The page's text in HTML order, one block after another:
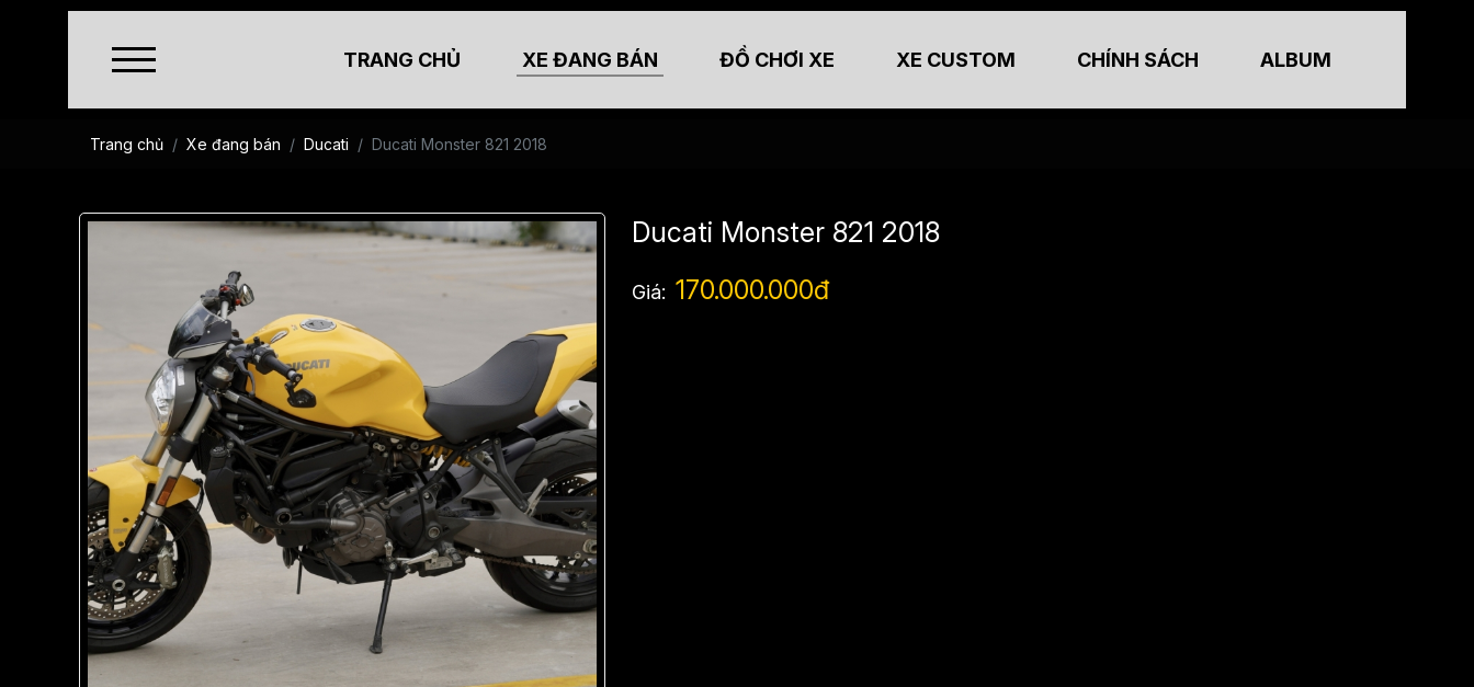
TRANG CHỦ XE ĐANG BÁN ĐỒ CHƠI XE XE CUSTOM CHÍNH SÁCH ALBUM
Trang chủ Xe đang bán Ducati Ducati Monster 821 2018
Ducati Monster 821 2018
Giá: 170.000.000đ